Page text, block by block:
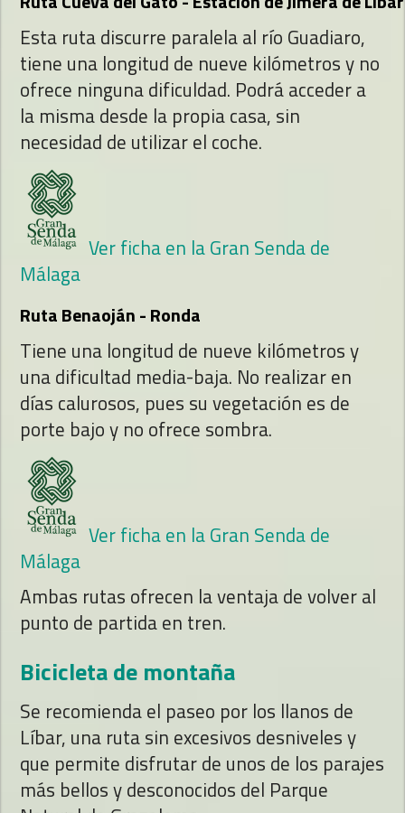
Esta ruta discurre paralela al río Guadiaro,
tiene una longitud de nueve kilómetros y no
ofrece ninguna dificuldad. Podrá acceder a
la misma desde la propia casa, sin
necesidad de utilizar el coche.
Ver ficha en la Gran Senda de
Málaga
Ruta Benaoján - Ronda
Tiene una longitud de nueve kilómetros y
una dificultad media-baja. No realizar en
días calurosos, pues su vegetación es de
porte bajo y no ofrece sombra.
Ver ficha en la Gran Senda de
Málaga
Ambas rutas ofrecen la ventaja de volver al
punto de partida en tren.
Bicicleta de montaña
Se recomienda el paseo por los llanos de
Líbar, una ruta sin excesivos desniveles y
que permite disfrutar de unos de los parajes
más bellos y desconocidos del Parque